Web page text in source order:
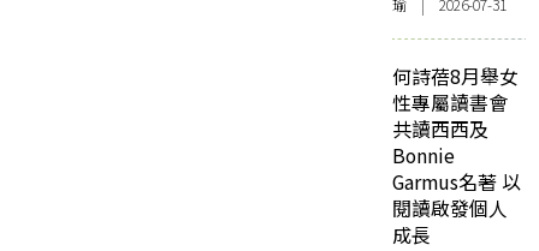
瑜 | 2026-07-31
何詩蓓8月舉女
性專屬讀書會
共讀西西及
Bonnie
Garmus名著 以
閱讀啟發個人
成長